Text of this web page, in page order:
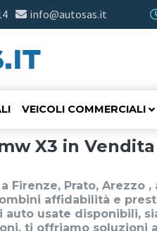
info@autosas.it
VEICOLI COMMERCIALI
X3 in
Firenze, Prato, Arezzo
affidabilità e
auto usate disponibili,
ti offriamo soluzioni